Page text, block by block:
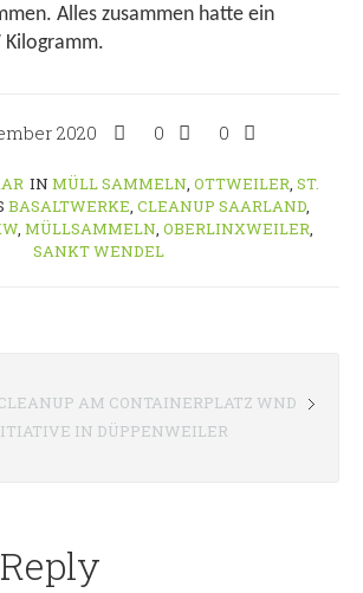
Alles zusammen hatte ein
2020 0 0
IN MÜLL SAMMELN, OTTWEILER, ST.
BASALTWERKE, CLEANUP SAARLAND,
, MÜLLSAMMELN, OBERLINXWEILER,
SANKT WENDEL
AM CONTAINERPLATZ WND
IN DÜPPENWEILER